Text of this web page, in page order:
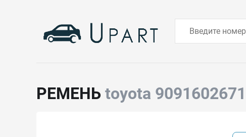
РЕМЕНЬ toyota 9091602671